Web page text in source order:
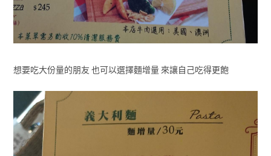
想要吃大份量的朋友 也可以選擇麵增量 來讓自己吃得更飽